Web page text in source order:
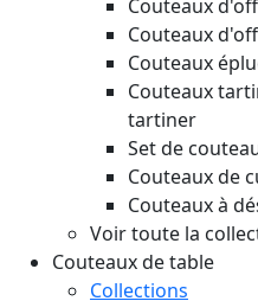
Couteaux
Couteaux
Couteaux
Couteaux
tartiner
Set de
Couteaux de
Couteaux à
Voir toute la
Couteaux de table
Collections